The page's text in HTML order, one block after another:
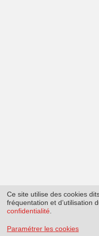
Ce site utilise des cookies
fréquentation et d’utilisation
confidentialité
Paramétrer les cookies